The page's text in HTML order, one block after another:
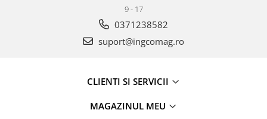
9 - 17
0371238582
suport@ingcomag.ro
CLIENTI SI SERVICII
MAGAZINUL MEU